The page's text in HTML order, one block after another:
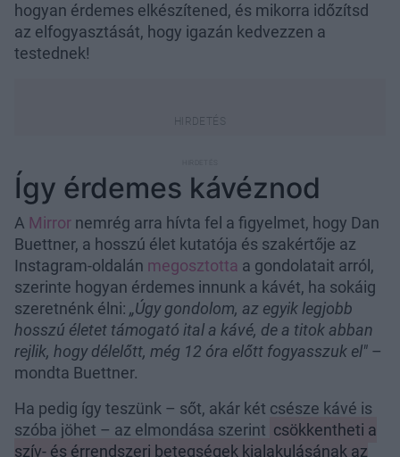
hogyan érdemes elkészítened, és mikorra időzítsd
az elfogyasztását, hogy igazán kedvezzen a
testednek!
Így érdemes kávéznod
A Mirror nemrég arra hívta fel a figyelmet, hogy Dan
Buettner, a hosszú élet kutatója és szakértője az
Instagram-oldalán megosztotta a gondolatait arról,
szerinte hogyan érdemes innunk a kávét, ha sokáig
szeretnénk élni: „Úgy gondolom, az egyik legjobb
hosszú életet támogató ital a kávé, de a titok abban
rejlik, hogy délelőtt, még 12 óra előtt fogyasszuk el" –
mondta Buettner.
Ha pedig így teszünk – sőt, akár két csésze kávé is
szóba jöhet – az elmondása szerint csökkentheti a
szív- és érrendszeri betegségek kialakulásának az